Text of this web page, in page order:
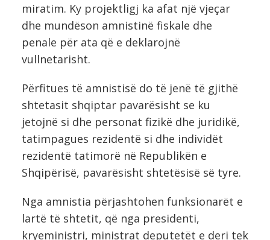
miratim. Ky projektligj ka afat një vjeçar
dhe mundëson amnistinë fiskale dhe
penale për ata që e deklarojnë
vullnetarisht.
Përfitues të amnistisë do të jenë të gjithë
shtetasit shqiptar pavarësisht se ku
jetojnë si dhe personat fizikë dhe juridikë,
tatimpagues rezidentë si dhe individët
rezidentë tatimorë në Republikën e
Shqipërisë, pavarësisht shtetësisë së tyre.
Nga amnistia përjashtohen funksionarët e
lartë të shtetit, që nga presidenti,
kryeministri, ministrat deputetët e deri tek